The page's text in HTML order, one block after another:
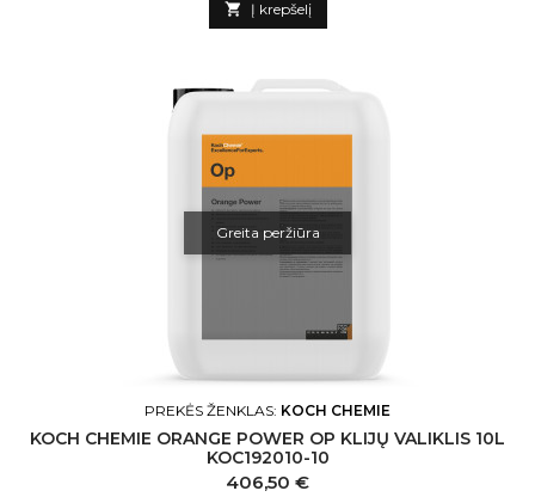
 Į krepšelį
Greita peržiūra
PREKĖS ŽENKLAS: KOCH CHEMIE
KOCH CHEMIE ORANGE POWER OP KLIJŲ VALIKLIS 10L
KOC192010-10
Kaina
406,50 €